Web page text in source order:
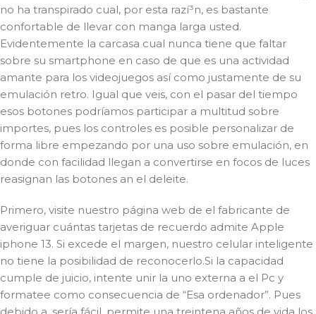
no ha transpirado cual, por esta razí³n, es bastante
confortable de llevar con manga larga usted.
Evidentemente la carcasa cual nunca tiene que faltar
sobre su smartphone en caso de que es una actividad
amante para los videojuegos así­ como justamente de su
emulación retro. Igual que veis, con el pasar del tiempo
esos botones podrí­amos participar a multitud sobre
importes, pues los controles es posible personalizar de
forma libre empezando por una uso sobre emulación, en
donde con facilidad llegan a convertirse en focos de luces
reasignan las botones an el deleite.
Primero, visite nuestro página web de el fabricante de
averiguar cuántas tarjetas de recuerdo admite Apple
iphone 13. Si excede el margen, nuestro celular inteligente
no tiene la posibilidad de reconocerlo.Si la capacidad
cumple de juicio, intente unir la uno externa a el Pc y
formatee como consecuencia de “Esa ordenador”. Pues